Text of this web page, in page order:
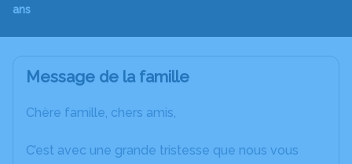
ans
Message de la famille
Chère famille, chers amis,
C’est avec une grande tristesse que nous vous